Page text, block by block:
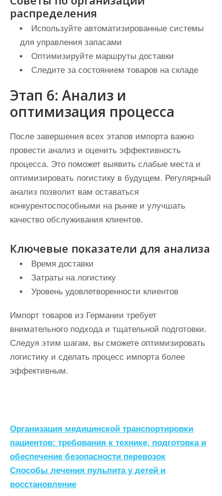
распределения
Используйте автоматизированные системы
для управления запасами
Оптимизируйте маршруты доставки
Следите за состоянием товаров на складе
Этап 6: Анализ и
оптимизация процесса
После завершения всех этапов импорта важно
провести анализ и оценить эффективность
процесса. Это поможет выявить слабые места и
оптимизировать логистику в будущем. Регулярный
анализ позволит вам оставаться
конкурентоспособными на рынке и улучшать
качество обслуживания клиентов.
Ключевые показатели для анализа
Время доставки
Затраты на логистику
Уровень удовлетворенности клиентов
Импорт товаров из Германии требует
внимательного подхода и тщательной подготовки.
Следуя этим шагам, вы сможете оптимизировать
логистику и сделать процесс импорта более
эффективным.
Н
а
в
и
Организация медицинской транспортировки
пациентов: требования к технике, подготовка и
обеспечение безопасности перевозок
Способы лечения пульпита у детей и
восстановление